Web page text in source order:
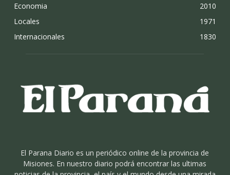
Economia
2010
Locales
1971
Internacionales
1830
El Parana Diario es un periódico online de la provincia de
Misiones. En nuestro diario podrá encontrar las ultimas